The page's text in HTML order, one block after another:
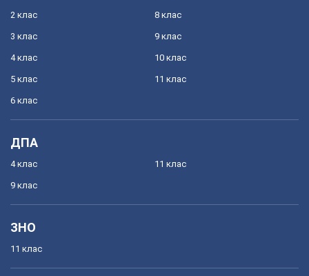
2 клас
3 клас
4 клас
5 клас
6 клас
8 клас
9 клас
10 клас
11 клас
ДПА
4 клас
9 клас
11 клас
ЗНО
11 клас